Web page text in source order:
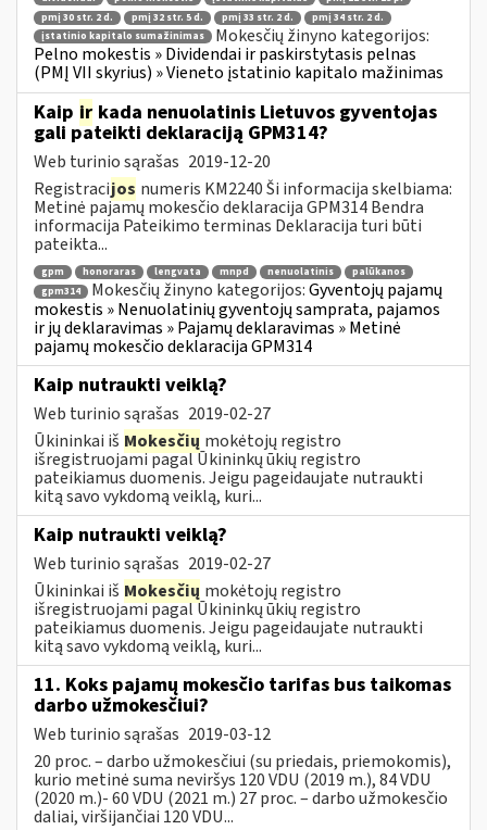
pmį 30 str. 2 d.
pmį 32 str. 5 d. pmį 33 str. 2 d.
pmį 34 str. 2 d.
įstatinio kapitalo sumažinimas
Mokesčių žinyno kategorijos:
Pelno mokestis » Dividendai ir paskirstytasis pelnas
(PMĮ VII skyrius) » Vieneto įstatinio kapitalo mažinimas
Kaip ir kada nenuolatinis Lietuvos gyventojas
gali pateikti deklaraciją GPM314?
Web turinio sąrašas 2019-12-20
Registracijos numeris KM2240 Ši informacija skelbiama:
Metinė pajamų mokesčio deklaracija GPM314 Bendra
informacija Pateikimo terminas Deklaracija turi būti
pateikta...
gpm honoraras lengvata mnpd nenuolatinis
palūkanos
gpm314
Mokesčių žinyno kategorijos:Gyventojų pajamų
mokestis » Nenuolatinių gyventojų samprata, pajamos
ir jų deklaravimas » Pajamų deklaravimas » Metinė
pajamų mokesčio deklaracija GPM314
Kaip nutraukti veiklą?
Web turinio sąrašas 2019-02-27
Ūkininkai iš Mokesčių mokėtojų registro
išregistruojami pagal Ūkininkų ūkių registro
pateikiamus duomenis. Jeigu pageidaujate nutraukti
kitą savo vykdomą veiklą, kuri...
Kaip nutraukti veiklą?
Web turinio sąrašas 2019-02-27
Ūkininkai iš Mokesčių mokėtojų registro
išregistruojami pagal Ūkininkų ūkių registro
pateikiamus duomenis. Jeigu pageidaujate nutraukti
kitą savo vykdomą veiklą, kuri...
11. Koks pajamų mokesčio tarifas bus taikomas
darbo užmokesčiui?
Web turinio sąrašas 2019-03-12
20 proc. – darbo užmokesčiui (su priedais, priemokomis),
kurio metinė suma neviršys 120 VDU (2019 m.), 84 VDU
(2020 m.)- 60 VDU (2021 m.) 27 proc. – darbo užmokesčio
daliai, viršijančiai 120 VDU...